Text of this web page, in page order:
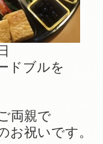
ドブルを
両親で
お祝いです。